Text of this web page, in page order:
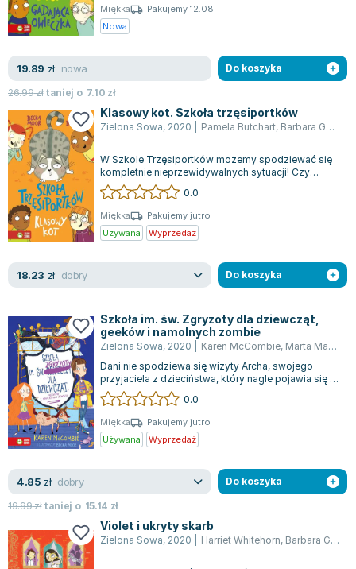
Joanna Racewicz
Maria Seweryn
Janina Zającówna
Eric Helms
Anna Prus (oprac.)
Nela Mała Reporterka
Agnieszka Maciąg
Barbara Wrzesińska
Terry Pratchett
Virginia Woolf
Lorraine Warren
Ajahn Brahm
Lucinda Riley
Jacek Walkiewicz
Miękka
Pakujemy 12.08
Nowa
19.89 zł nowa
26.99złtaniej o 7.10 zł
Do koszyka
Klasowy kot. Szkoła trzęsiportków
Zielona Sowa, 2020 Pamela Butchart, Barbara Górecka
W Szkole Trzęsiportków możemy spodziewać się
kompletnie nieprzewidywalnych sytuacji! Czy
Klasowy Kot niesie ze sobą tajemnicze wie...
0.0
Miękka
Pakujemy jutro
Używana
Wyprzedaż
18.23 zł dobry Do koszyka
Szkoła im. św. Zgryzoty dla dziewcząt,
geeków i namolnych zombie
Zielona Sowa, 2020 Karen McCombie, Marta Machałowska
Dani nie spodziewa się wizyty Archa, swojego
przyjaciela z dzieciństwa, który nagle pojawia się w
Zgryzi. Chłopak zachowuje się ni...
0.0
Miękka
Pakujemy jutro
Używana
Wyprzedaż
4.85 zł dobry
19.99złtaniej o 15.14 zł
Do koszyka
Violet i ukryty skarb
Zielona Sowa, 2020 Harriet Whitehorn, Barbara Górecka